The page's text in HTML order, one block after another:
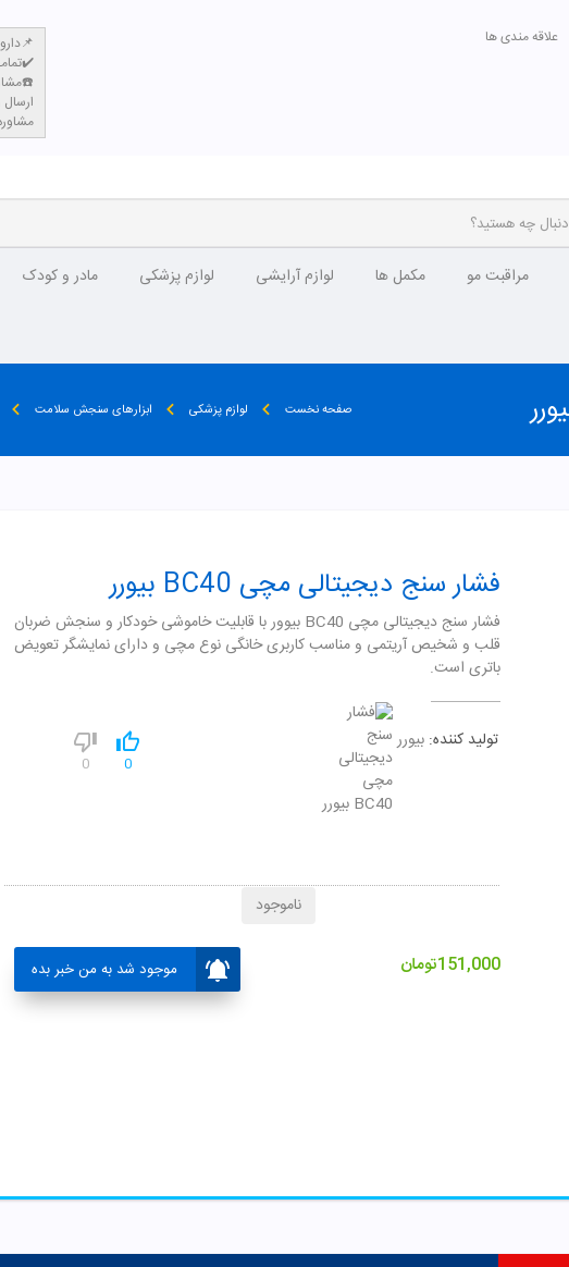
علاقه مندی ها
داروخانه شبانه روزی دکتر رویا میرنظامی📌
تمامی محصولات دارای برچسب اصالت کالا و سیب سلامت میباشند✔️
مشاوره تلفنی (8 تا 16) : 02165389693☎️
​ارسال
مشاوره
مراقبت مو مکمل ها لوازم آرایشی لوازم پزشکی مادر و کودک
صفحه نخست لوازم پزشکی ابزارهای سنجش سلامت
فشار سنج دیجیتالی مچی BC40 بیورر
فشار سنج ديجيتالی مچی BC40 بيوور با قابليت خاموشی خودکار و سنجش ضربان
قلب و شخيص آريتمی و مناسب کاربری خانگی نوع مچی و دارای نمايشگر تعويض
باتری است.
تولید کننده: بیورر
0
0
151,000تومان موجود شد به من خبر بده
ناموجود